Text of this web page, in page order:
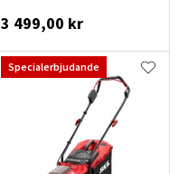
3 499,00 kr
Specialerbjudande